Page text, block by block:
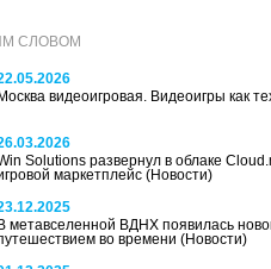
СЛОВОМ
Москва видеоигровая. Видеоигры как
Solutions развернул в облаке
маркетплейс (Новости)
В метавселенной ВДНХ появилась
во времени (Новости)